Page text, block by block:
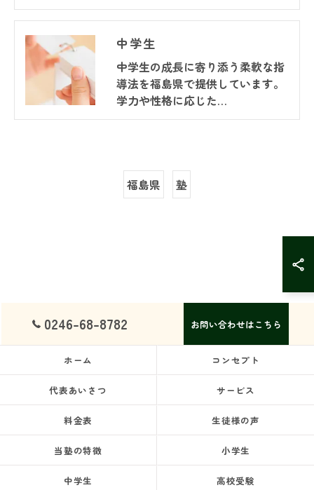
中学生
中学生の成長に寄り添う柔軟な指
導法を福島県で提供しています。
学力や性格に応じた…
福島県 塾
0246-68-8782 お問い合わせはこちら
ホーム コンセプト
代表あいさつ サービス
料金表 生徒様の声
当塾の特徴 小学生
中学生 高校受験